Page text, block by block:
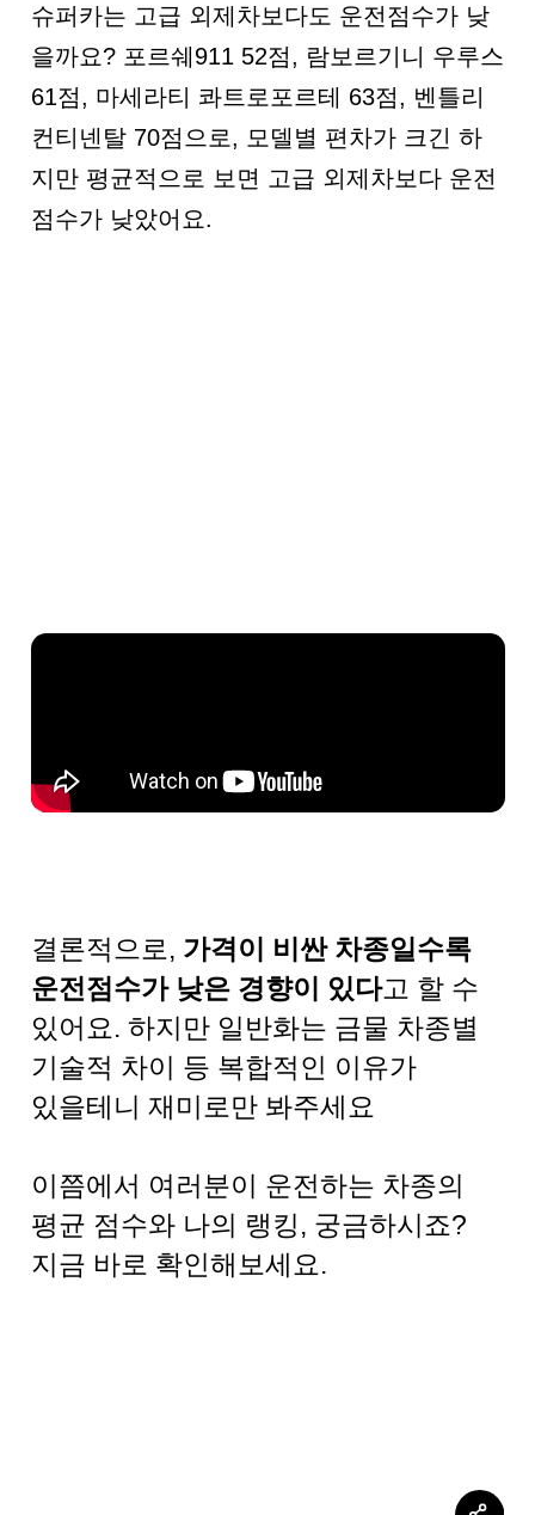
슈퍼카는 고급 외제차보다도 운전점수가 낮
을까요? 포르쉐911 52점, 람보르기니 우루스
61점, 마세라티 콰트로포르테 63점, 벤틀리
컨티넨탈 70점으로, 모델별 편차가 크긴 하
지만 평균적으로 보면 고급 외제차보다 운전
점수가 낮았어요.
결론적으로, 가격이 비싼 차종일수록
운전점수가 낮은 경향이 있다고 할 수
있어요. 하지만 일반화는 금물 차종별
기술적 차이 등 복합적인 이유가
있을테니 재미로만 봐주세요
이쯤에서 여러분이 운전하는 차종의
평균 점수와 나의 랭킹, 궁금하시죠?
지금 바로 확인해보세요.